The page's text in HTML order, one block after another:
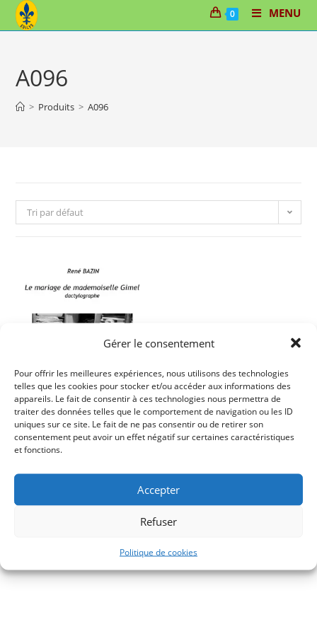
Gérer le consentement
Pour offrir les meilleures expériences, nous utilisons des technologies
telles que les cookies pour stocker et/ou accéder aux informations des
appareils. Le fait de consentir à ces technologies nous permettra de
traiter des données telles que le comportement de navigation ou les ID
uniques sur ce site. Le fait de ne pas consentir ou de retirer son
consentement peut avoir un effet négatif sur certaines caractéristiques
et fonctions.
Accepter
Refuser
Politique de cookies
Skip
0 MENU
A096
> Produits > A096
Tri par défaut
René Bazin, Le mariage de